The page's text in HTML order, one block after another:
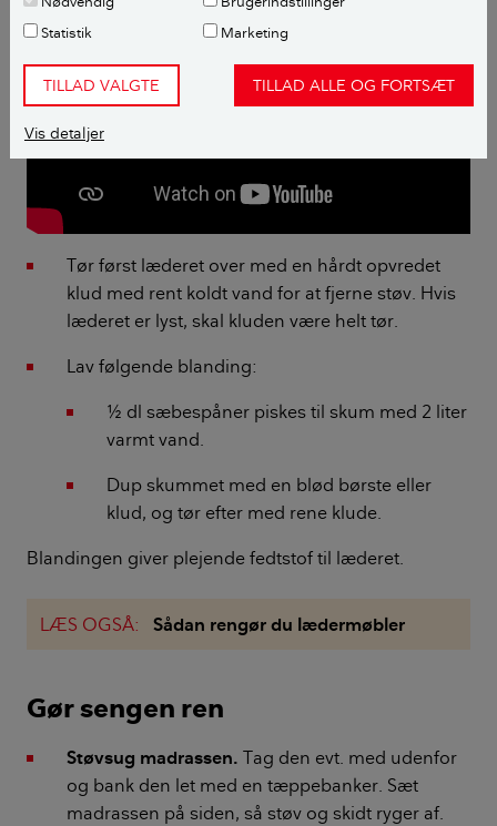
Statistik
Marketing
TILLAD VALGTE TILLAD ALLE OG FORTSÆT
Vis detaljer
Tør først læderet over med en hårdt opvredet
klud med rent koldt vand for at fjerne støv. Hvis
læderet er lyst, skal kluden være helt tør.
Lav følgende blanding:
½ dl sæbespåner piskes til skum med 2 liter
varmt vand.
Dup skummet med en blød børste eller
klud, og tør efter med rene klude.
Blandingen giver plejende fedtstof til læderet.
LÆS OGSÅ: Sådan rengør du lædermøbler
Gør sengen ren
Støvsug madrassen. Tag den evt. med udenfor
og bank den let med en tæppebanker. Sæt
madrassen på siden, så støv og skidt ryger af.